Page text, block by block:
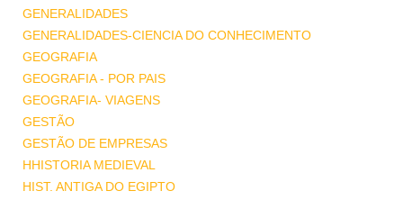
GENERALIDADES
GENERALIDADES-CIENCIA DO CONHECIMENTO
GEOGRAFIA
GEOGRAFIA - POR PAIS
GEOGRAFIA- VIAGENS
GESTÃO
GESTÃO DE EMPRESAS
HHISTORIA MEDIEVAL
HIST. ANTIGA DO EGIPTO